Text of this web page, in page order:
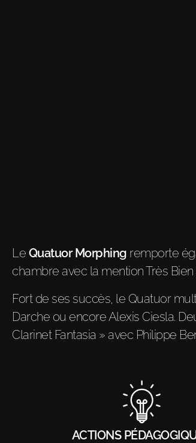
Le Quatuor Morphing remporte
chambre avec la mention Très
Fort de ses succès, le Quatuor
Darche ou encore Alexis Ciesla.
Clarinet Fantasia » avec Philippe
ACTIONS